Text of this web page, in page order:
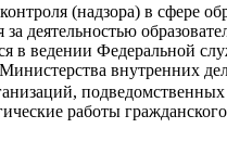
(надзора) в сфере
деятельностью
в ведении Федеральной
внутренних
работы